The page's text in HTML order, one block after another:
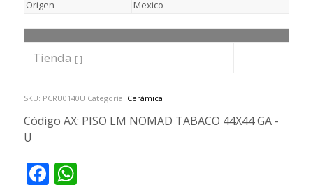
Origen
Mexico
Tienda [ ]
SKU: PCRU0140U Categoría: Cerámica
Código AX: PISO LM NOMAD TABACO 44X44 GA -
U
Facebook
WhatsApp